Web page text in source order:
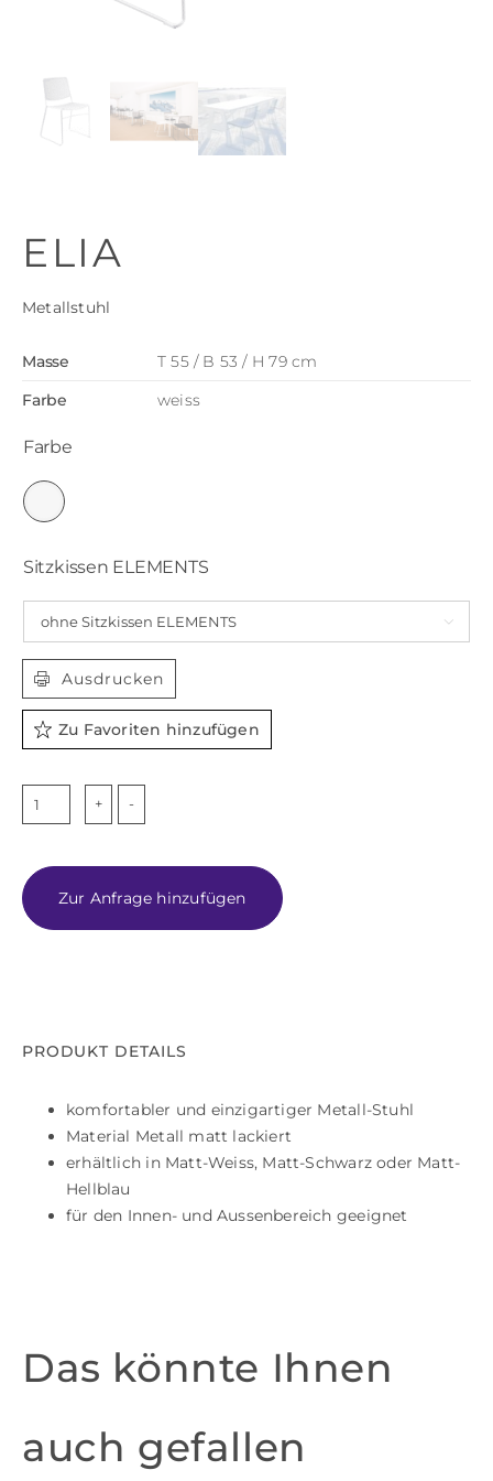
ELIA
Metallstuhl
Masse
T 55 / B 53 / H 79 cm
Farbe
weiss
Farbe
Sitzkissen ELEMENTS

Ausdrucken
Zu Favoriten hinzufügen
ELIA
Zur Anfrage hinzufügen
PRODUKT DETAILS
komfortabler und einzigartiger Metall-Stuhl
Material Metall matt lackiert
erhältlich in Matt-Weiss, Matt-Schwarz oder Matt-
Hellblau
für den Innen- und Aussenbereich geeignet
Das könnte Ihnen
auch gefallen